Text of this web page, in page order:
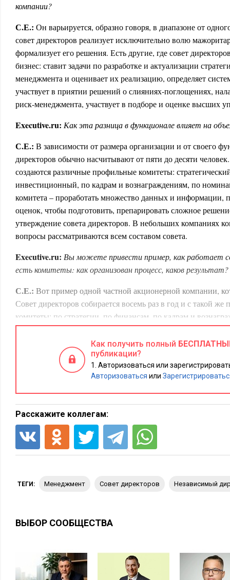
компании?
С.Е.: Он варьируется, образно говоря, в диапазоне от
совет директоров реализует исключительно волю
формализует его решения. Есть другие, где совет
бизнес: ставит задачи по разработке и актуализации
менеджмента и оценивает их реализацию, определяет
участвует в приятии решений о слияниях-поглощениях,
риск-менеджмента, участвует в подборе и оценке высших
Executive.ru: Как эта разница в функционале влияет на
С.Е.: В зависимости от размера организации и от своего
директоров обычно насчитывают от пяти до десяти
создаются различные профильные комитеты:
инвестиционный, по кадрам и вознаграждениям, по
комитета – проработать множество данных и информации,
оценок, чтобы подготовить, препарировать сложное
утверждение совета директоров. В небольших компаниях
вопросы рассматриваются всем составом совета.
Executive.ru: Вы можете привести пример, как работает
есть комитеты: как организован процесс, каков результат?
С.Е.: Вот пример одной частной акционерной компании,
Совет директоров собирается восемь раз в год и с такой
комитеты: по стратегии, по финансам, по кадрам и
стратегии, который я возглавляю, за полтора-два года
процесс был начат с нуля, и был доведен до цифровых
мониторинга и обратной связи от общества. Параллельно
решения по своим областям.
С.Е.:
Executive.ru: Можно ли было подготовить стратегию за
С.Е.:Да, если рассматриватьстратегию
стратегического управления и плюс к тому документ со
рекомендации для совета. И второй – расширенный, внутрь
внутри компании.
В двунаправленном режиме основное время требуется на
Как получить полный
публикации?
Авторизоваться или
Авторизоваться или
Расскажите коллегам:
ТЕГИ: менеджмент совет директоров независимый
ВЫБОР СООБЩЕСТВА